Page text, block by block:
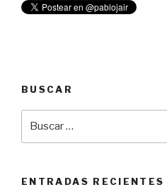
BUSCAR
ENTRADAS RECIENTES